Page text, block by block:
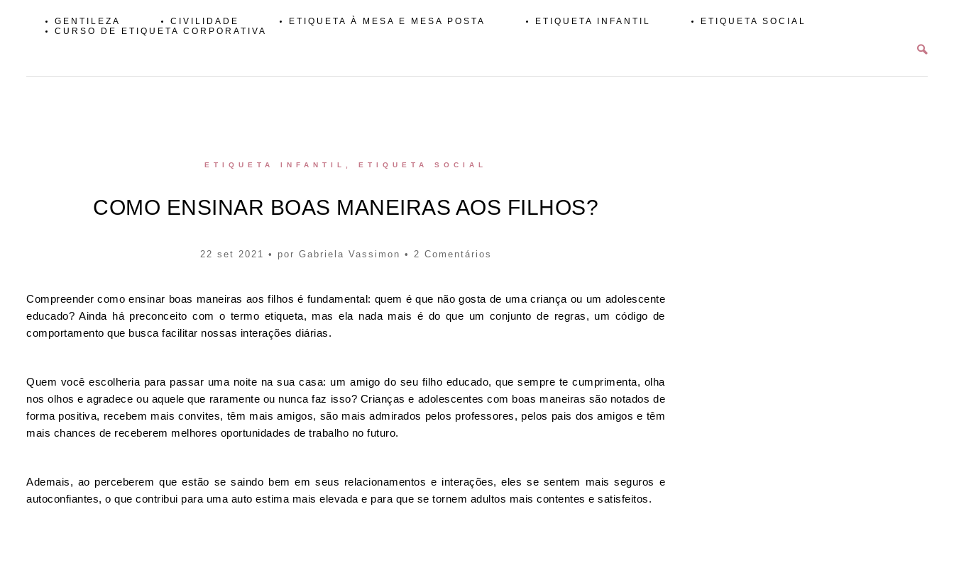
GENTILEZA CIVILIDADE ETIQUETA À MESA E MESA POSTA ETIQUETA INFANTIL
ETIQUETA SOCIAL
CURSO DE ETIQUETA CORPORATIVA
ETIQUETA INFANTIL ETIQUETA SOCIAL
COMO ENSINAR BOAS MANEIRAS AOS FILHOS?
22 set 2021 • por Gabriela Vassimon • 2 Comentários
Compreender como ensinar boas maneiras aos filhos é fundamental: quem é que não gosta de uma criança ou um adolescente
educado? Ainda há preconceito com o termo etiqueta, mas ela nada mais é do que um conjunto de regras, um código de
comportamento que busca facilitar nossas interações diárias.
Quem você escolheria para passar uma noite na sua casa: um amigo do seu filho educado, que sempre te cumprimenta, olha
nos olhos e agradece ou aquele que raramente ou nunca faz isso? Crianças e adolescentes com boas maneiras são notados de
forma positiva, recebem mais convites, têm mais amigos, são mais admirados pelos professores, pelos pais dos amigos e têm
mais chances de receberem melhores oportunidades de trabalho no futuro.
Ademais, ao perceberem que estão se saindo bem em seus relacionamentos e interações, eles se sentem mais seguros e
autoconfiantes, o que contribui para uma auto estima mais elevada e para que se tornem adultos mais contentes e satisfeitos.